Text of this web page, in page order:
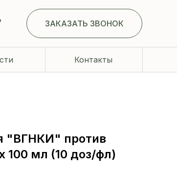
Контакты
ЗАКАЗАТЬ ЗВОНОК
"ВГНКИ" против
100 мл (10 доз/фл)